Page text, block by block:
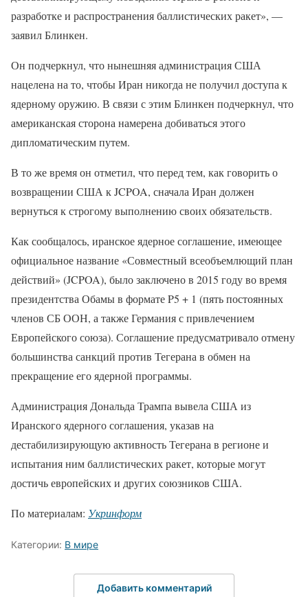
разработке и распространения баллистических ракет», —
заявил Блинкен.
Он подчеркнул, что нынешняя администрация США
нацелена на то, чтобы Иран никогда не получил доступа к
ядерному оружию. В связи с этим Блинкен подчеркнул, что
американская сторона намерена добиваться этого
дипломатическим путем.
В то же время он отметил, что перед тем, как говорить о
возвращении США к JCPOA, сначала Иран должен
вернуться к строгому выполнению своих обязательств.
Как сообщалось, иранское ядерное соглашение, имеющее
официальное название «Совместный всеобъемлющий план
действий» (JCPOA), было заключено в 2015 году во время
президентства Обамы в формате P5 + 1 (пять постоянных
членов СБ ООН, а также Германия с привлечением
Европейского союза). Соглашение предусматривало отмену
большинства санкций против Тегерана в обмен на
прекращение его ядерной программы.
Администрация Дональда Трампа вывела США из
Иранского ядерного соглашения, указав на
дестабилизирующую активность Тегерана в регионе и
испытания ним баллистических ракет, которые могут
достичь европейских и других союзников США.
По материалам: Укринформ
Категории: В мире
Добавить комментарий